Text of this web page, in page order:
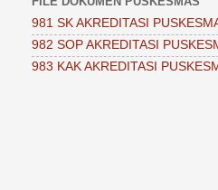
981 SK AKREDITASI
982 SOP AKREDITASI
983 KAK AKREDITASI